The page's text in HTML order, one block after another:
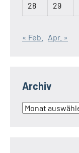
28 29
« Feb. Apr. »
Archiv
Archiv